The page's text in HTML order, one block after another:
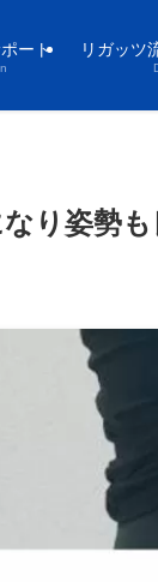
ート リガッツ
り姿勢も